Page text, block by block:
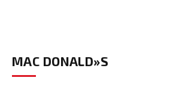
MAC DONALD»S